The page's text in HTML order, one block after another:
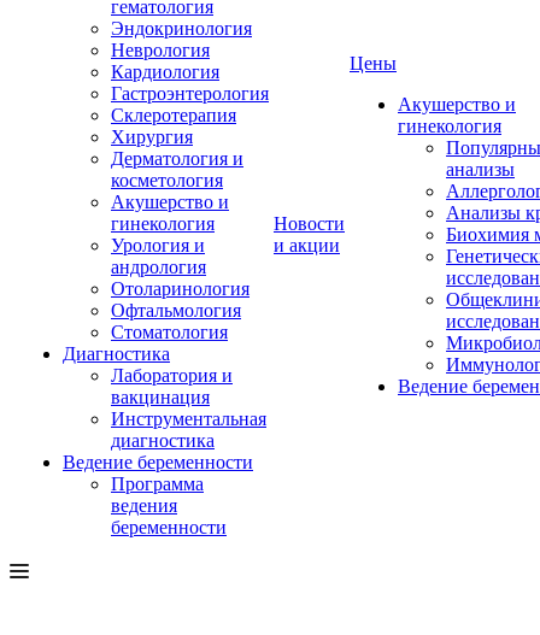
гематология
Эндокринология
Неврология
Кардиология
Гастроэнтерология
Склеротерапия
Хирургия
Дерматология и
косметология
Акушерство и
гинекология
Урология и
андрология
Отоларинология
Офтальмология
Стоматология
Диагностика
Лаборатория и
вакцинация
Инструментальная
диагностика
Ведение беременности
Программа
ведения
беременности
Новости
и акции
Цены
Акушерство и
гинекология
анализы
Анализы
Биохимия
Ведение